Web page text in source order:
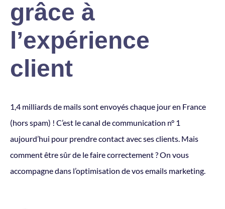
grâce à
l’expérience
client
1,4 milliards de mails sont envoyés chaque jour en France
(hors spam) ! C’est le canal de communication n° 1
aujourd’hui pour prendre contact avec ses clients. Mais
comment être sûr de le faire correctement ? On vous
accompagne dans l’optimisation de vos emails marketing.